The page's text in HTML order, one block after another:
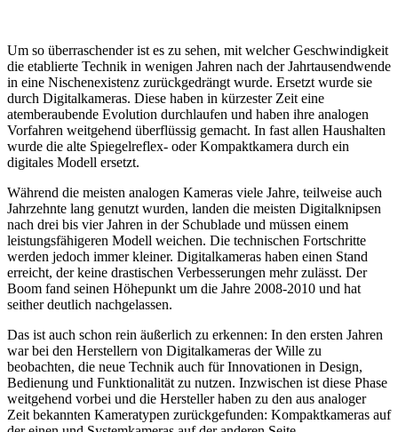
Um so überraschender ist es zu sehen, mit welcher Geschwindigkeit
die etablierte Technik in wenigen Jahren nach der Jahrtausendwende
in eine Nischenexistenz zurückgedrängt wurde. Ersetzt wurde sie
durch Digitalkameras. Diese haben in kürzester Zeit eine
atemberaubende Evolution durchlaufen und haben ihre analogen
Vorfahren weitgehend überflüssig gemacht. In fast allen Haushalten
wurde die alte Spiegelreflex- oder Kompaktkamera durch ein
digitales Modell ersetzt.
Während die meisten analogen Kameras viele Jahre, teilweise auch
Jahrzehnte lang genutzt wurden, landen die meisten Digitalknipsen
nach drei bis vier Jahren in der Schublade und müssen einem
leistungsfähigeren Modell weichen. Die technischen Fortschritte
werden jedoch immer kleiner. Digitalkameras haben einen Stand
erreicht, der keine drastischen Verbesserungen mehr zulässt. Der
Boom fand seinen Höhepunkt um die Jahre 2008-2010 und hat
seither deutlich nachgelassen.
Das ist auch schon rein äußerlich zu erkennen: In den ersten Jahren
war bei den Herstellern von Digitalkameras der Wille zu
beobachten, die neue Technik auch für Innovationen in Design,
Bedienung und Funktionalität zu nutzen. Inzwischen ist diese Phase
weitgehend vorbei und die Hersteller haben zu den aus analoger
Zeit bekannten Kameratypen zurückgefunden: Kompaktkameras auf